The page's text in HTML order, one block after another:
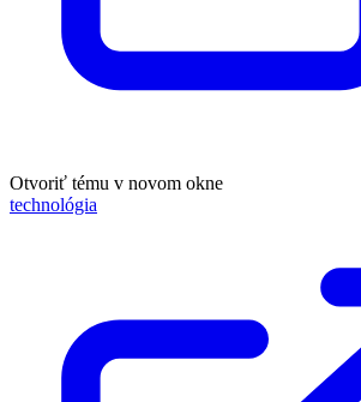
Otvoriť tému v novom okne
technológia